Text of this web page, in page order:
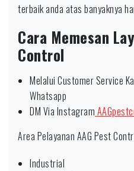
terbaik anda atas banyaknya
Cara Memesan
Control
Melalui Customer Service
Whatsapp
DM Via Instagram
Area Pelayanan AAG Pest
Industrial